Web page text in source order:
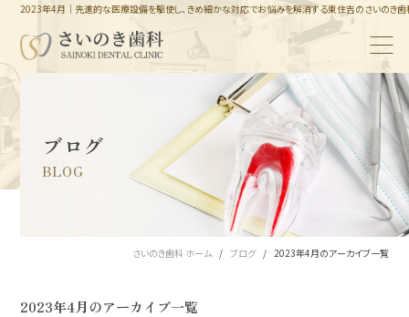
2023年4月｜先進的な医療設備を駆使し、きめ細かな対応でお悩みを解消する東住吉のさいのき歯
ブログ
BLOG
さいのき歯科 ホーム ブログ 2023年4月のアーカイブ一覧
2023年4月のアーカイブ一覧